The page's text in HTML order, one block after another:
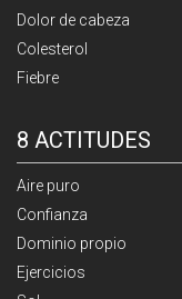
Dolor de cabeza
Colesterol
Fiebre
8 ACTITUDES
Aire puro
Confianza
Dominio propio
Ejercicios